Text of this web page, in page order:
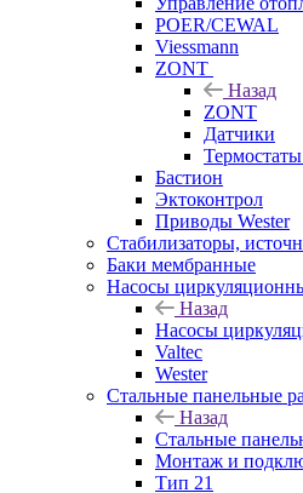
POER/CEWAL
Viessmann
ZONT
Назад
ZONT
Датчики
Бастион
Эктоконтрол
Приводы Wester
Стабилизаторы,
Баки мембранные
Насосы
Назад
Насосы
Valtec
Wester
Стальные панельные
Назад
Стальные
Монтаж и
Тип 21